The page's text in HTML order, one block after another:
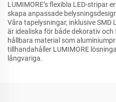
LUMIMORE’s flexibla LED-stripar
skapa anpassade
Våra tapelysningar, inklusive SMD
är idealiska för både dekorativ
hållbara material som
tillhandahåller LUMIMORE
långvariga.